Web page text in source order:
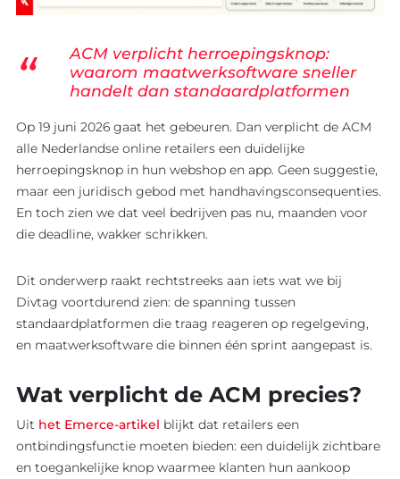
Websites
BLOG
Overzicht
AI
Software
ACM verplicht herroepingsknop:
waarom maatwerksoftware sneller
handelt dan standaardplatformen
Op 19 juni 2026 gaat het gebeuren. Dan verplicht de ACM
alle Nederlandse online retailers een duidelijke
herroepingsknop in hun webshop en app. Geen suggestie,
maar een juridisch gebod met handhavingsconsequenties.
En toch zien we dat veel bedrijven pas nu, maanden voor
die deadline, wakker schrikken.
Dit onderwerp raakt rechtstreeks aan iets wat we bij
Divtag voortdurend zien: de spanning tussen
standaardplatformen die traag reageren op regelgeving,
en maatwerksoftware die binnen één sprint aangepast is.
Wat verplicht de ACM precies?
Uit het Emerce-artikel blijkt dat retailers een
ontbindingsfunctie moeten bieden: een duidelijk zichtbare
en toegankelijke knop waarmee klanten hun aankoop